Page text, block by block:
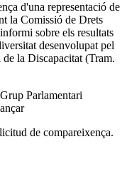
d'una representació de
la Comissió de Drets
sobre els resultats
desenvolupat pel
la Discapacitat (Tram.
Parlamentari
de compareixença.